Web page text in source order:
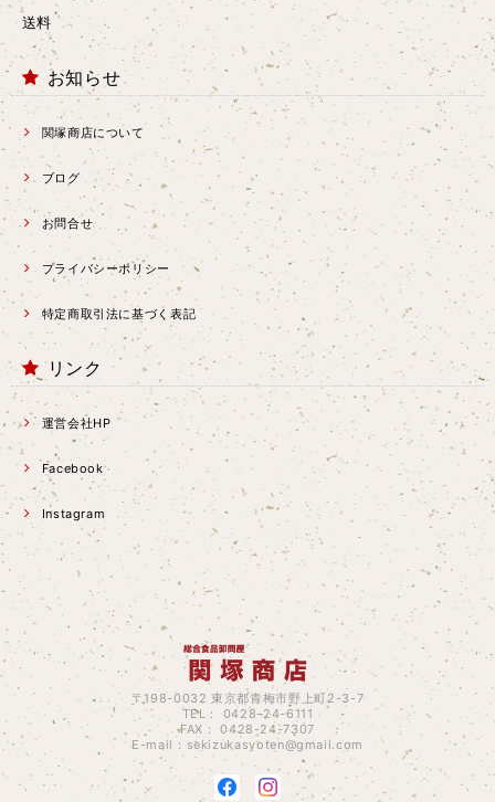
送料
お知らせ
関塚商店について
ブログ
お問合せ
プライバシーポリシー
特定商取引法に基づく表記
リンク
運営会社HP
Facebook
Instagram
〒198-0032 東京都青梅市野上町2-3-7
TEL： 0428-24-6111
FAX： 0428-24-7307
E-mail： sekizukasyoten@gmail.com